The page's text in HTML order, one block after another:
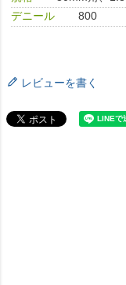
デニール
800
レビューを書く